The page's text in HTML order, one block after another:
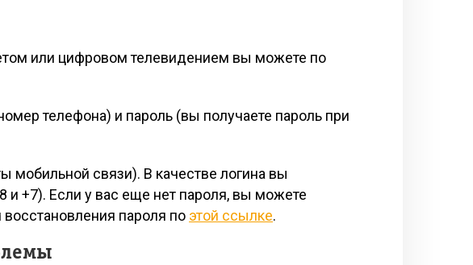
или цифровом телевидением вы можете по
телефона) и пароль (вы получаете пароль при
мобильной связи). В качестве логина вы
и +7). Если у вас еще нет пароля, вы можете
пароля по этой ссылке.